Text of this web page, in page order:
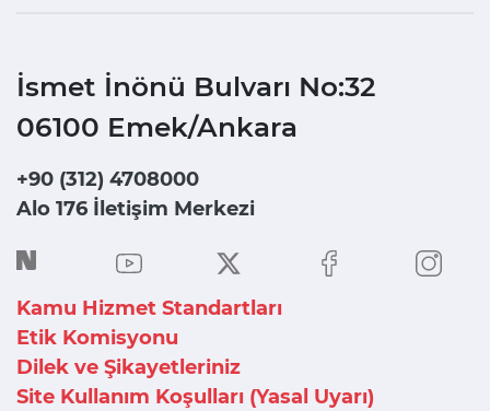
İsmet İnönü Bulvarı No:32
06100 Emek/Ankara
+90 (312) 4708000
Alo 176 İletişim Merkezi
Kamu Hizmet Standartları
Etik Komisyonu
Dilek ve Şikayetleriniz
Site Kullanım Koşulları (Yasal Uyarı)